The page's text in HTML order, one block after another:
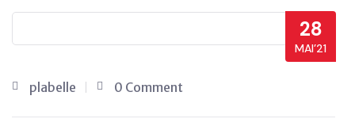
28
MAI’21
plabelle 0 Comment